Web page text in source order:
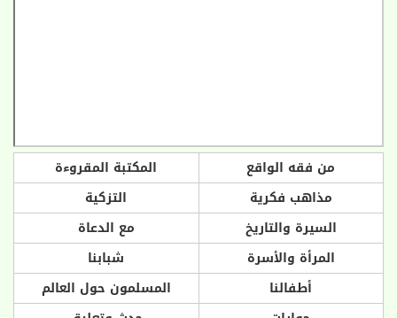
من فقه الواقع
المكتبة المقروءة
مذاهب فكرية
التزكية
السيرة والتاريخ
مع الدعاة
المرأة والأسرة
شبابنا
أطفالنا
المسلمون حول العالم